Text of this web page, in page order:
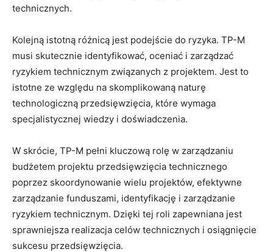
technicznych.
Kolejną istotną różnicą jest ‌podejście do​ ryzyka. ​TP-M
musi skutecznie identyfikować, oceniać ⁣i ⁣zarządzać
ryzykiem technicznym związanych z⁤ projektem. Jest to
istotne ​ze względu na skomplikowaną naturę
technologiczną przedsięwzięcia,⁣ które wymaga
⁢specjalistycznej wiedzy i doświadczenia.
W skrócie, TP-M pełni kluczową rolę w zarządzaniu
budżetem projektu przedsięwzięcia⁢ technicznego
poprzez ‍skoordynowanie wielu projektów, efektywne
zarządzanie funduszami, identyfikację i zarządzanie
ryzykiem technicznym. Dzięki tej roli zapewniana jest
sprawniejsza realizacja celów technicznych i ⁣osiągnięcie
sukcesu⁤ przedsięwzięcia.